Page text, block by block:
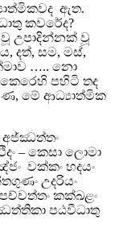
ඇත.
කවරේද?
උපාදින්නක් වූ
දත්, සම, මස්,
….. නො
පහිටි තද
මේ ආධ්‍යාත්මික
අජ්ඣත්තං
– කෙසා ලොමා
වක්කං හදයං
උදරියං
කක්ඛළං
පඨවීධාතු